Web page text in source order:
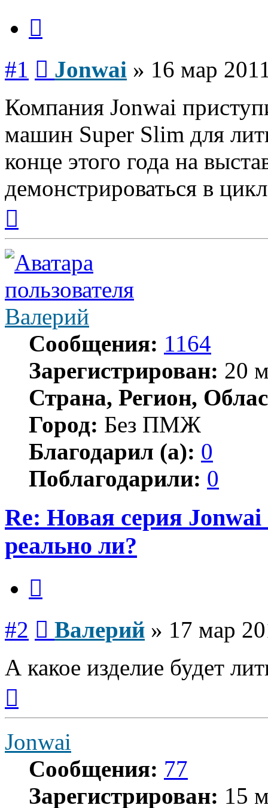
#1 Jonwai » 16 мар
Компания Jonwai
машин Super Slim для
конце этого года на
демонстрироваться в
началу
Валерий
Сообщения: 1164
Зарегистрирован: 20
Страна, Регион,
Город: Без ПМЖ
Благодарил (а): 0
Поблагодарили: 0
Re: Новая серия
реально ли?
#2 Валерий » 17 мар
А какое изделие будет
началу
Jonwai
Сообщения: 77
Зарегистрирован: 15